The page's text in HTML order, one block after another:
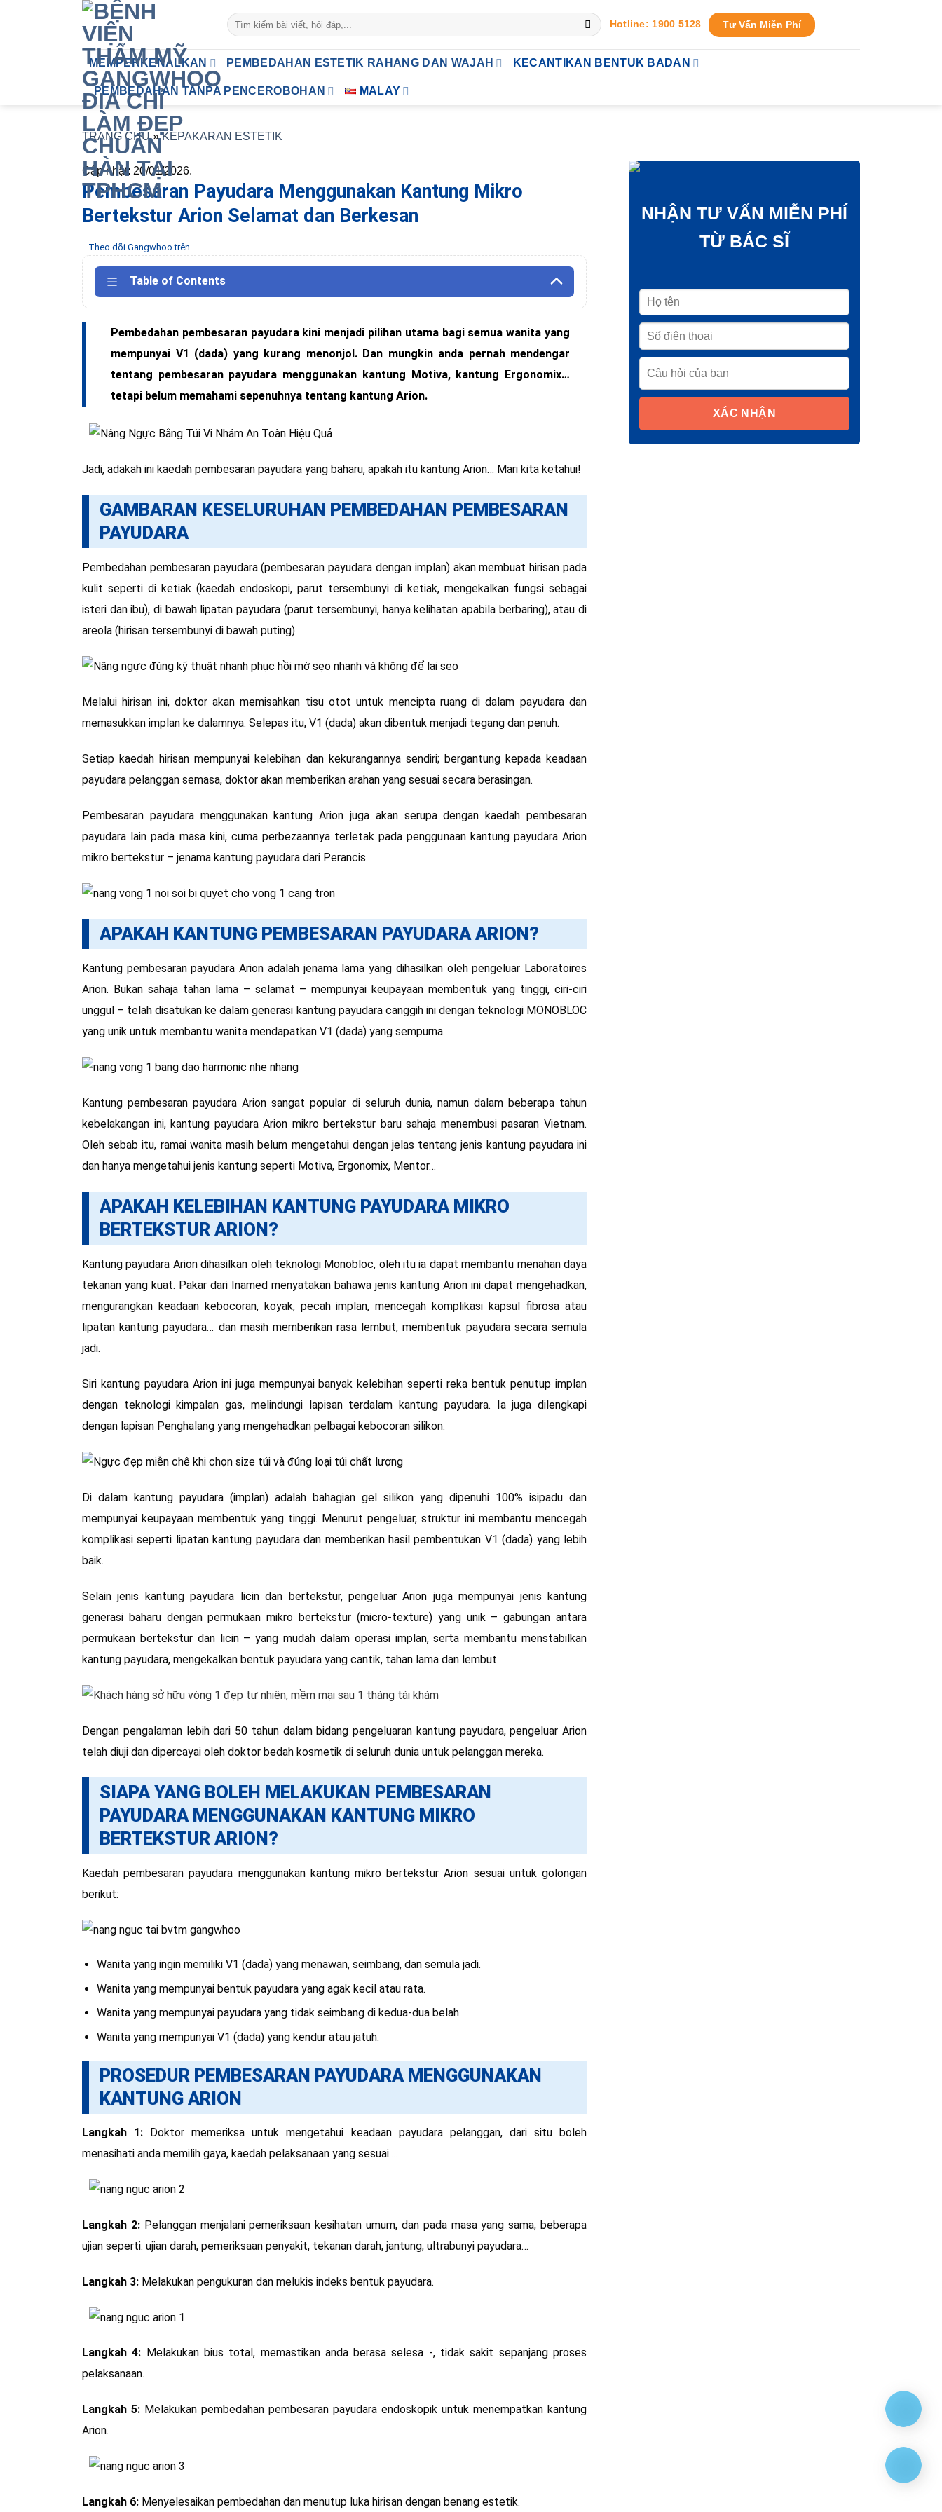
Hotline: 1900 5128 Tư Vấn Miễn Phí
MEMPERKENALKAN PEMBEDAHAN ESTETIK RAHANG DAN WAJAH KECANTIKAN BENTUK BADAN
PEMBEDAHAN TANPA PENCEROBOHAN MALAY
TRANG CHỦ»KEPAKARAN ESTETIK
Cập nhật: 20/01/2026.
Pembesaran Payudara Menggunakan Kantung Mikro
Bertekstur Arion Selamat dan Berkesan
Theo dõi Gangwhoo trên
Table of Contents
Pembedahan pembesaran payudara kini menjadi pilihan utama bagi semua wanita yang
mempunyai V1 (dada) yang kurang menonjol. Dan mungkin anda pernah mendengar
tentang pembesaran payudara menggunakan kantung Motiva, kantung Ergonomix…
tetapi belum memahami sepenuhnya tentang kantung Arion.
Jadi, adakah ini kaedah pembesaran payudara yang baharu, apakah itu kantung Arion… Mari kita ketahui!
GAMBARAN KESELURUHAN PEMBEDAHAN PEMBESARAN
PAYUDARA
Pembedahan pembesaran payudara (pembesaran payudara dengan implan) akan membuat hirisan pada
kulit seperti di ketiak (kaedah endoskopi, parut tersembunyi di ketiak, mengekalkan fungsi sebagai
isteri dan ibu), di bawah lipatan payudara (parut tersembunyi, hanya kelihatan apabila berbaring), atau di
areola (hirisan tersembunyi di bawah puting).
Melalui hirisan ini, doktor akan memisahkan tisu otot untuk mencipta ruang di dalam payudara dan
memasukkan implan ke dalamnya. Selepas itu, V1 (dada) akan dibentuk menjadi tegang dan penuh.
Setiap kaedah hirisan mempunyai kelebihan dan kekurangannya sendiri; bergantung kepada keadaan
payudara pelanggan semasa, doktor akan memberikan arahan yang sesuai secara berasingan.
Pembesaran payudara menggunakan kantung Arion juga akan serupa dengan kaedah pembesaran
payudara lain pada masa kini, cuma perbezaannya terletak pada penggunaan kantung payudara Arion
mikro bertekstur – jenama kantung payudara dari Perancis.
APAKAH KANTUNG PEMBESARAN PAYUDARA ARION?
Kantung pembesaran payudara Arion adalah jenama lama yang dihasilkan oleh pengeluar Laboratoires
Arion. Bukan sahaja tahan lama – selamat – mempunyai keupayaan membentuk yang tinggi, ciri-ciri
unggul – telah disatukan ke dalam generasi kantung payudara canggih ini dengan teknologi MONOBLOC
yang unik untuk membantu wanita mendapatkan V1 (dada) yang sempurna.
Kantung pembesaran payudara Arion sangat popular di seluruh dunia, namun dalam beberapa tahun
kebelakangan ini, kantung payudara Arion mikro bertekstur baru sahaja menembusi pasaran Vietnam.
Oleh sebab itu, ramai wanita masih belum mengetahui dengan jelas tentang jenis kantung payudara ini
dan hanya mengetahui jenis kantung seperti Motiva, Ergonomix, Mentor…
APAKAH KELEBIHAN KANTUNG PAYUDARA MIKRO
BERTEKSTUR ARION?
Kantung payudara Arion dihasilkan oleh teknologi Monobloc, oleh itu ia dapat membantu menahan daya
tekanan yang kuat. Pakar dari Inamed menyatakan bahawa jenis kantung Arion ini dapat mengehadkan,
mengurangkan keadaan kebocoran, koyak, pecah implan, mencegah komplikasi kapsul fibrosa atau
lipatan kantung payudara… dan masih memberikan rasa lembut, membentuk payudara secara semula
jadi.
Siri kantung payudara Arion ini juga mempunyai banyak kelebihan seperti reka bentuk penutup implan
dengan teknologi kimpalan gas, melindungi lapisan terdalam kantung payudara. Ia juga dilengkapi
dengan lapisan Penghalang yang mengehadkan pelbagai kebocoran silikon.
Di dalam kantung payudara (implan) adalah bahagian gel silikon yang dipenuhi 100% isipadu dan
mempunyai keupayaan membentuk yang tinggi. Menurut pengeluar, struktur ini membantu mencegah
komplikasi seperti lipatan kantung payudara dan memberikan hasil pembentukan V1 (dada) yang lebih
baik.
Selain jenis kantung payudara licin dan bertekstur, pengeluar Arion juga mempunyai jenis kantung
generasi baharu dengan permukaan mikro bertekstur (micro-texture) yang unik – gabungan antara
permukaan bertekstur dan licin – yang mudah dalam operasi implan, serta membantu menstabilkan
kantung payudara, mengekalkan bentuk payudara yang cantik, tahan lama dan lembut.
Dengan pengalaman lebih dari 50 tahun dalam bidang pengeluaran kantung payudara, pengeluar Arion
telah diuji dan dipercayai oleh doktor bedah kosmetik di seluruh dunia untuk pelanggan mereka.
SIAPA YANG BOLEH MELAKUKAN PEMBESARAN
PAYUDARA MENGGUNAKAN KANTUNG MIKRO
BERTEKSTUR ARION?
Kaedah pembesaran payudara menggunakan kantung mikro bertekstur Arion sesuai untuk golongan
berikut:
Wanita yang ingin memiliki V1 (dada) yang menawan, seimbang, dan semula jadi.
Wanita yang mempunyai bentuk payudara yang agak kecil atau rata.
Wanita yang mempunyai payudara yang tidak seimbang di kedua-dua belah.
Wanita yang mempunyai V1 (dada) yang kendur atau jatuh.
PROSEDUR PEMBESARAN PAYUDARA MENGGUNAKAN
KANTUNG ARION
Langkah 1: Doktor memeriksa untuk mengetahui keadaan payudara pelanggan, dari situ boleh
menasihati anda memilih gaya, kaedah pelaksanaan yang sesuai….
Langkah 2:Pelanggan menjalani pemeriksaan kesihatan umum, dan pada masa yang sama, beberapa
ujian seperti: ujian darah, pemeriksaan penyakit, tekanan darah, jantung, ultrabunyi payudara…
Langkah 3: Melakukan pengukuran dan melukis indeks bentuk payudara.
Langkah 4: Melakukan bius total, memastikan anda berasa selesa -, tidak sakit sepanjang proses
pelaksanaan.
Langkah 5: Melakukan pembedahan pembesaran payudara endoskopik untuk menempatkan kantung
Arion.
Langkah 6: Menyelesaikan pembedahan dan menutup luka hirisan dengan benang estetik.
NHẬN TƯ VẤN MIỄN PHÍ
TỪ BÁC SĨ
XÁC NHẬN